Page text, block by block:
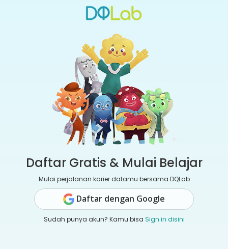
Daftar Gratis & Mulai Belajar
Mulai perjalanan karier datamu bersama DQLab
Daftar dengan Google
Sudah punya akun? Kamu bisa Sign in disini